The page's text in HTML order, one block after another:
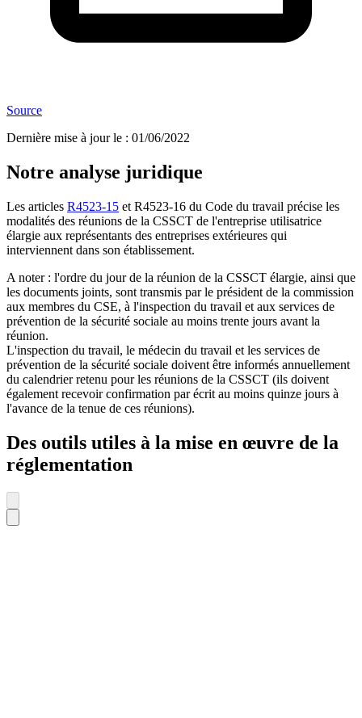
Source
Dernière mise à jour le : 01/06/2022
Notre analyse juridique
Les articles R4523-15 et R4523-16 du Code du travail précise les
modalités des réunions de la CSSCT de l'entreprise utilisatrice
élargie aux représentants des entreprises extérieures qui
interviennent dans son établissement.
A noter : l'ordre du jour de la réunion de la CSSCT élargie, ainsi que
les documents joints, sont transmis par le président de la commission
aux membres du CSE, à l'inspection du travail et aux services de
prévention de la sécurité sociale au moins trente jours avant la
réunion.
L'inspection du travail, le médecin du travail et les services de
prévention de la sécurité sociale doivent être informés annuellement
du calendrier retenu pour les réunions de la CSSCT (ils doivent
également recevoir confirmation par écrit au moins quinze jours à
l'avance de la tenue de ces réunions).
Des outils utiles à la mise en œuvre de la
réglementation